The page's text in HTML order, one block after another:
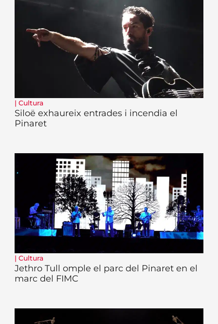
| Cultura
Siloë exhaureix entrades i incendia el
Pinaret
| Cultura
Jethro Tull omple el parc del Pinaret en el
marc del FIMC